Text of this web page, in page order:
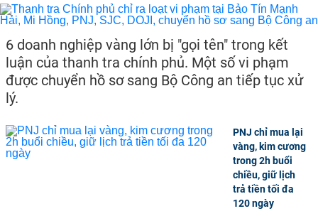
6 doanh nghiệp vàng lớn bị "gọi tên" trong kết
luận của thanh tra chính phủ. Một số vi phạm
được chuyển hồ sơ sang Bộ Công an tiếp tục xử
lý.
PNJ chỉ mua lại
vàng, kim cương
trong 2h buổi
chiều, giữ lịch
trả tiền tối đa
120 ngày